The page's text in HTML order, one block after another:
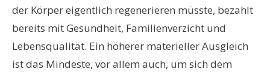
der Körper eigentlich regenerieren müsste, bezahlt
bereits mit Gesundheit, Familienverzicht und
Lebensqualität. Ein höherer materieller Ausgleich
ist das Mindeste, vor allem auch, um sich dem